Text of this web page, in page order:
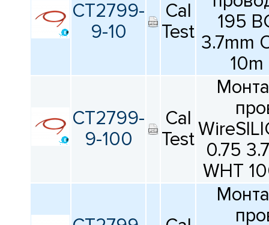
CT2799-
9-10
Cal
Test
195
3.7mm
10m
CT2799-
9-100
Cal
Test 0.75
WHT